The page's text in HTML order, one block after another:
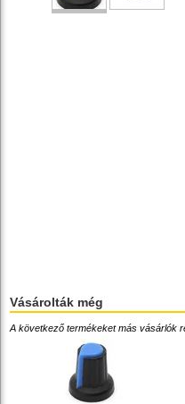
Vásárolták még
A következő termékeket más vásárlók